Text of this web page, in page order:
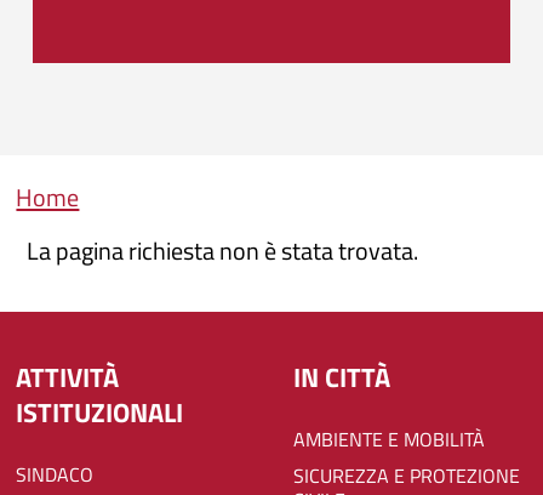
Briciole di pane
Home
La pagina richiesta non è stata trovata.
ATTIVITÀ
ISTITUZIONALI
SINDACO
IN CITTÀ
AMBIENTE E MOBILITÀ
SICUREZZA E PROTEZIONE